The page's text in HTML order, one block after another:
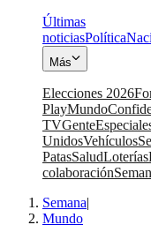
Últimas
noticiasPolítica
Más
Elecciones 2026
PlayMundo
TVGente
UnidosVehículos
PatasSaludLoterías
colaboración
Semana|
Mundo